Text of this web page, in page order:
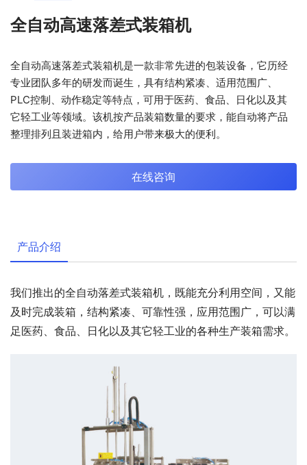
全自动高速落差式装箱机
全自动高速落差式装箱机是一款非常先进的包装设备，它历经
专业团队多年的研发而诞生，具有结构紧凑、适用范围广、
PLC控制、动作稳定等特点，可用于医药、食品、日化以及其
它轻工业等领域。该机按产品装箱数量的要求，能自动将产品
整理排列且装进箱内，给用户带来极大的便利。
在线咨询
产品介绍
我们推出的全自动落差式装箱机，既能充分利用空间，又能
及时完成装箱，结构紧凑、可靠性强，应用范围广，可以满
足医药、食品、日化以及其它轻工业的各种生产装箱需求。